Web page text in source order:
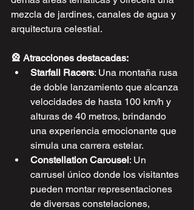
mezcla de jardines, canales de agua y
arquitectura celestial.
🎡 Atracciones destacadas:
Starfall Racers: Una montaña rusa
de doble lanzamiento que alcanza
velocidades de hasta 100 km/h y
alturas de 40 metros, brindando
una experiencia emocionante que
simula una carrera estelar.
Constellation Carousel: Un
carrusel único donde los visitantes
pueden montar representaciones
de diversas constelaciones,